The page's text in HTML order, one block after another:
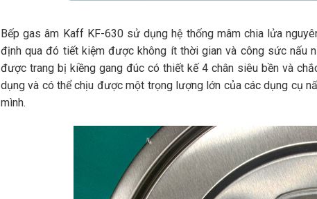
Bếp gas âm Kaff KF-630 sử dụng hệ thống mâm chia lửa
định qua đó tiết kiệm được không ít thời gian và công sức nấu
được trang bị kiềng gang đúc có thiết kế 4 chân siêu bền và
dụng và có thể chịu được một trọng lượng lớn của các dụng cụ
mình.